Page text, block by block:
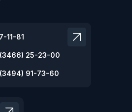
11-81
25-23-00
91-73-60